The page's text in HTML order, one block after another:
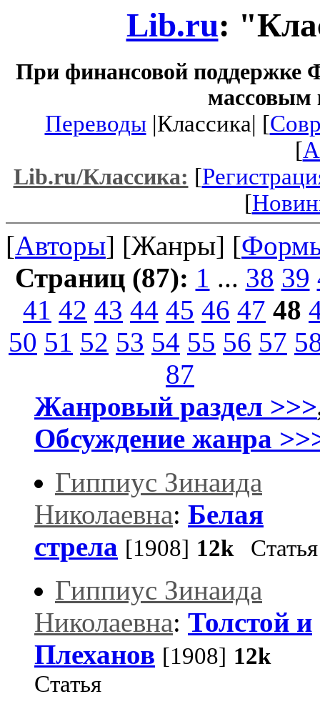
Lib.ru:
При финансовой поддержке
массовым
Переводы|Классика| [
[
Lib.ru/Классика: [
[
[Авторы] [Жанры] [
Страниц (87): 1 ... 38 39
41 42 43 44 45 46 47 48
50 51 52 53 54 55 56 57
87
Жанровый раздел >>>
Обсуждение жанра
Гиппиус Зинаида
Николаевна: Белая
стрела [1908] 12kСтатья
Гиппиус Зинаида
Николаевна: Толстой и
Плеханов [1908] 12k
Статья